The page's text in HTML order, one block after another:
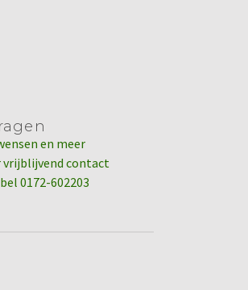
en meer
vrijblijvend contact
0172-602203